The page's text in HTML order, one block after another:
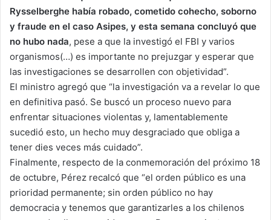
Rysselberghe había robado, cometido cohecho, soborno
y fraude en el caso Asipes, y esta semana concluyó que
no hubo nada, pese a que la investigó el FBI y varios
organismos(…) es importante no prejuzgar y esperar que
las investigaciones se desarrollen con objetividad”.
El ministro agregó que “la investigación va a revelar lo que
en definitiva pasó. Se buscó un proceso nuevo para
enfrentar situaciones violentas y, lamentablemente
sucedió esto, un hecho muy desgraciado que obliga a
tener dies veces más cuidado”.
Finalmente, respecto de la conmemoración del próximo 18
de octubre, Pérez recalcó que “el orden público es una
prioridad permanente; sin orden público no hay
democracia y tenemos que garantizarles a los chilenos